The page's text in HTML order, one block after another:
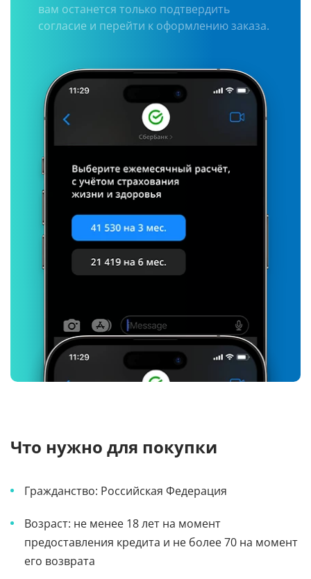
вам останется только подтвердить
согласие и перейти к оформлению заказа.
Что нужно для покупки
Гражданство: Российская Федерация
Возраст: не менее 18 лет на момент
предоставления кредита и не более 70 на момент
его возврата